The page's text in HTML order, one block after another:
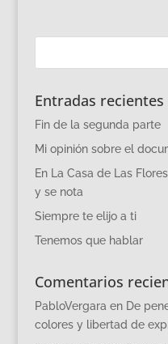
Entradas recientes
Fin de la segunda parte
Mi opinión sobre el
En La Casa de Las
y se nota
Siempre te elijo a ti
Tenemos que hablar
Comentarios
PabloVergara en De
colores y libertad de